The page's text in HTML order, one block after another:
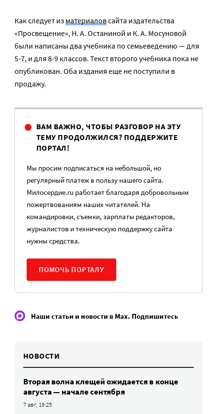
Как следует изматериаловсайта издательства
«Просвещение», Н. А. Останиной и К. А. Мосуновой
были написаны два учебника по семьеведению — для
5-7, и для 8-9 классов. Текст второго учебника пока не
опубликован. Оба издания еще не поступили в
продажу.
ВАМ ВАЖНО, ЧТОБЫ РАЗГОВОР НА ЭТУ
ТЕМУ ПРОДОЛЖИЛСЯ? ПОДДЕРЖИТЕ
ПОРТАЛ!
Мы просим подписаться на небольшой, но
регулярный платеж в пользу нашего сайта.
Милосердие.ru работает благодаря добровольным
пожертвованиям наших читателей. На
командировки, съемки, зарплаты редакторов,
журналистов и техническую поддержку сайта
нужны средства.
ПОМОЧЬ ПОРТАЛУ
Наши статьи и новости в Max. Подпишитесь
НОВОСТИ
Вторая волна клещей ожидается в конце
августа — начале сентября
7 авг, 19:25